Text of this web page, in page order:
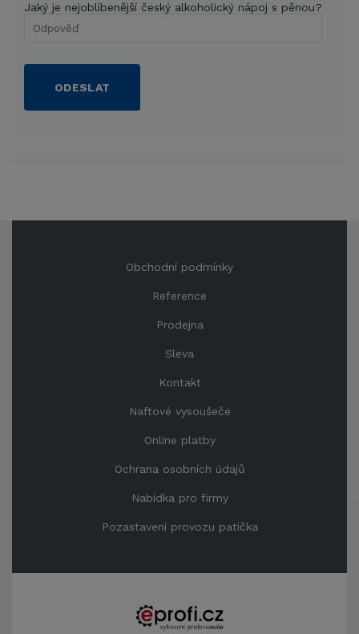
Jaký je nejoblíbenější český alkoholický nápoj s pěnou?
ODESLAT
Obchodní podmínky
Reference
Prodejna
Sleva
Kontakt
Naftové vysoušeče
Online platby
Ochrana osobních údajů
Nabídka pro firmy
Pozastavení provozu patička